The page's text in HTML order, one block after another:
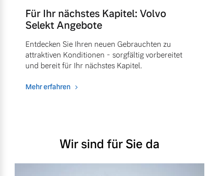
Für Ihr nächstes Kapitel: Volvo
Selekt Angebote
Entdecken Sie Ihren neuen Gebrauchten zu
attraktiven Konditionen - sorgfältig vorbereitet
und bereit für Ihr nächstes Kapitel.
Mehr erfahren
Wir sind für Sie da